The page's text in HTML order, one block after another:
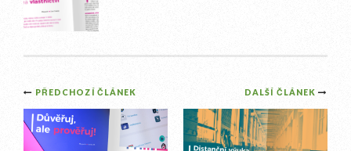
Post
navigation
DALŠÍ ČLÁNEK
PŘEDCHOZÍ ČLÁNEK